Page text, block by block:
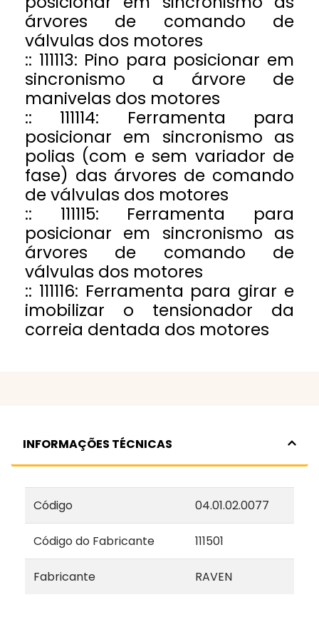
rvores de comando de
válvulas dos motores
:: 111113: Pino para posicionar em
sincronismo a árvore de
manivelas dos motores
:: 111114: Ferramenta para
posicionar em sincronismo as
polias (com e sem variador de
fase) das árvores de comando
de válvulas dos motores
:: 111115: Ferramenta para
posicionar em sincronismo as
rvores de comando de
válvulas dos motores
:: 111116: Ferramenta para girar e
imobilizar o tensionador da
correia dentada dos motores
INFORMAÇÕES TÉCNICAS
Código 04.01.02.0077
Código do Fabricante 111501
Fabricante RAVEN